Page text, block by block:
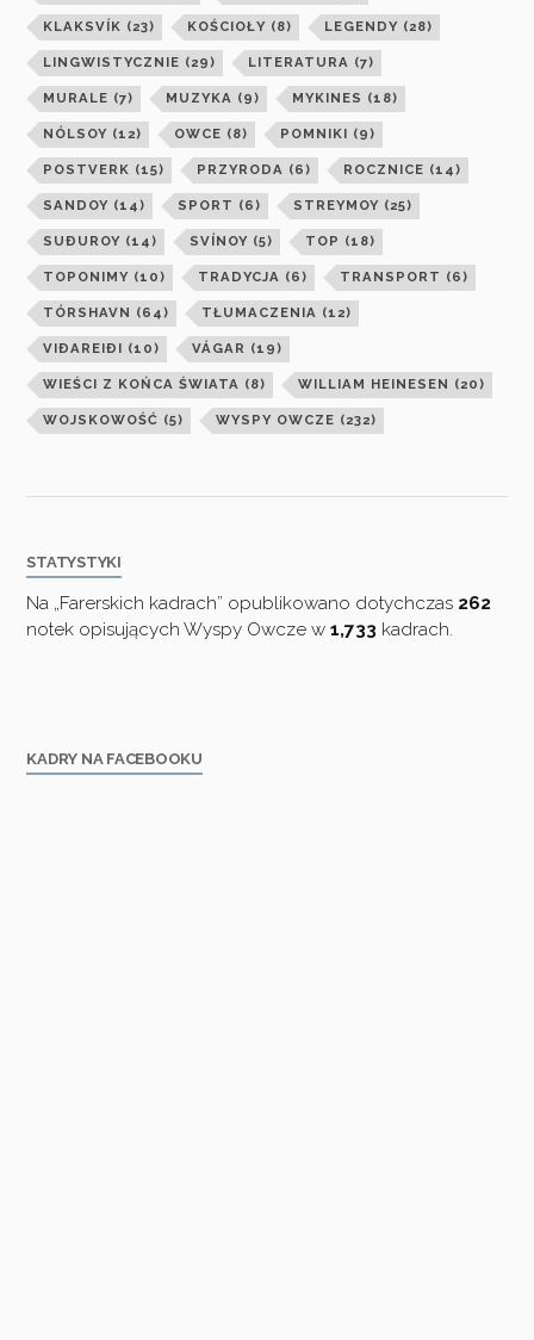
KLAKSVÍK (23) KOŚCIOŁY (8) LEGENDY (28)
LINGWISTYCZNIE (29) LITERATURA (7)
MURALE (7) MUZYKA (9) MYKINES (18)
NÓLSOY (12) OWCE (8) POMNIKI (9)
POSTVERK (15) PRZYRODA (6) ROCZNICE (14)
SANDOY (14) SPORT (6) STREYMOY (25)
SUÐUROY (14) SVÍNOY (5) TOP (18)
TOPONIMY (10) TRADYCJA (6) TRANSPORT (6)
TÓRSHAVN (64) TŁUMACZENIA (12)
VIÐAREIÐI (10) VÁGAR (19)
WIEŚCI Z KOŃCA ŚWIATA (8) WILLIAM HEINESEN (20)
WOJSKOWOŚĆ (5) WYSPY OWCZE (232)
STATYSTYKI
Na „Farerskich kadrach” opublikowano dotychczas 262
notek opisujących Wyspy Owcze w1,733 kadrach.
KADRY NA FACEBOOKU